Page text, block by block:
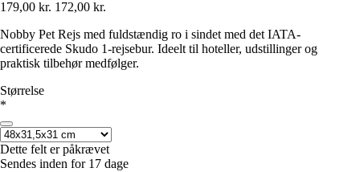
179,00 kr. 172,00 kr.
Nobby Pet Rejs med fuldstændig ro i sindet med det IATA-
certificerede Skudo 1-rejsebur. Ideelt til hoteller, udstillinger og
praktisk tilbehør medfølger.
Størrelse
*
Dette felt er påkrævet
Sendes inden for 17 dage